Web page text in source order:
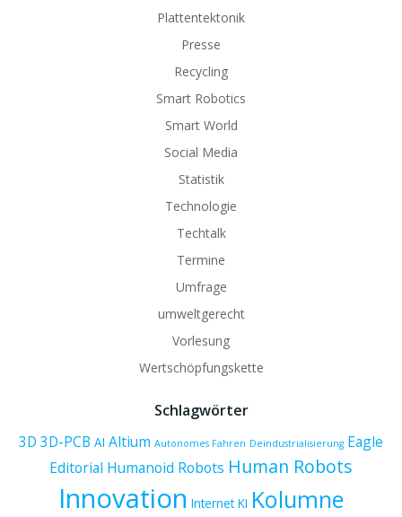
Plattentektonik
Presse
Recycling
Smart Robotics
Smart World
Social Media
Statistik
Technologie
Techtalk
Termine
Umfrage
umweltgerecht
Vorlesung
Wertschöpfungskette
Schlagwörter
3D 3D-PCB AI Altium Autonomes Fahren Deindustrialisierung Eagle
Editorial Humanoid Robots Human Robots
Innovation Internet KI Kolumne